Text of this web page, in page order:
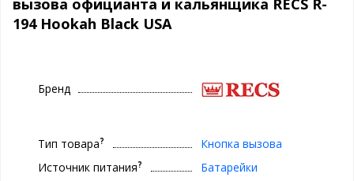
194 Hookah Black USA
Бренд
Тип товара?
Кнопка вызова
Источник питания?
Батарейки